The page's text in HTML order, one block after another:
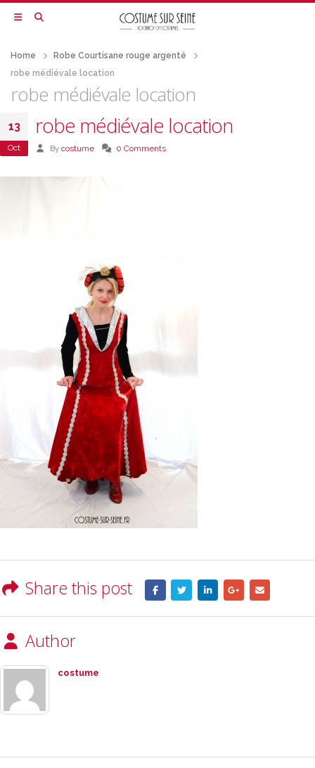
Home
Robe Courtisane rouge argenté
robe médiévale location
robe médiévale location
13
Oct
robe médiévale location
By costume 0 Comments
Share this post
Author
costume